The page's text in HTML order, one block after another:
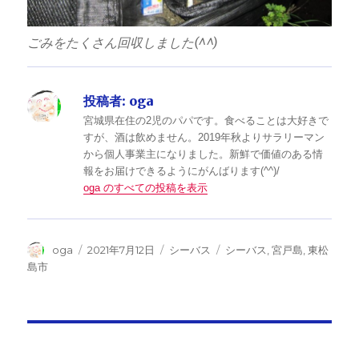
ごみをたくさん回収しました(^^)
投稿者: oga
宮城県在住の2児のパパです。食べることは大好きで
すが、酒は飲めません。2019年秋よりサラリーマン
から個人事業主になりました。新鮮で価値のある情
報をお届けできるようにがんばります(^^)/
oga のすべての投稿を表示
投
oga
投
2021年7月12日
カ
シーバス
タ
シーバス ,宮戸島 ,東松
島市